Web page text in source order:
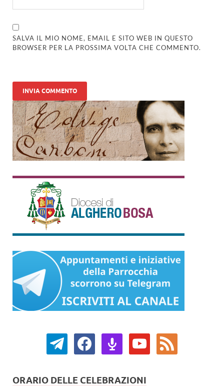
SALVA IL MIO NOME, EMAIL E SITO WEB IN QUESTO
BROWSER PER LA PROSSIMA VOLTA CHE COMMENTO.
ORARIO DELLE CELEBRAZIONI